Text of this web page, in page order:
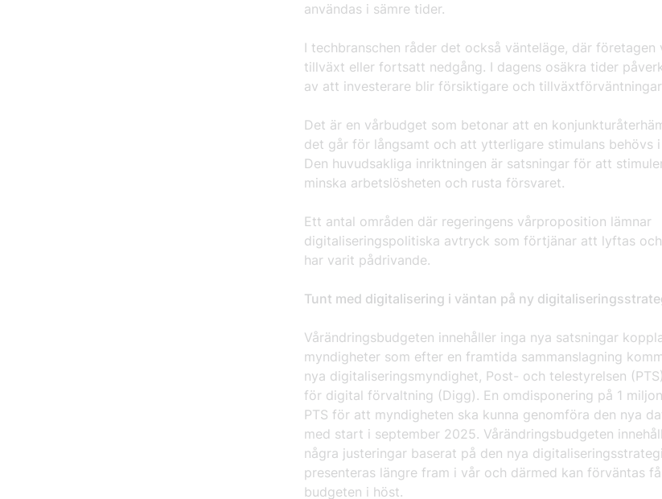
användas i sämre tider.
I techbranschen råder det också vänteläge, där företagen
tillväxt eller fortsatt nedgång. I dagens osäkra tider
av att investerare blir försiktigare och
Det är en vårbudget som betonar att en
det går för långsamt och att ytterligare stimulans behövs
Den huvudsakliga inriktningen är satsningar för att
minska arbetslösheten och rusta försvaret.
Ett antal områden där regeringens vårproposition lämnar
digitaliseringspolitiska avtryck som förtjänar att lyftas
har varit pådrivande.
Tunt med digitalisering i väntan på ny
Vårändringsbudgeten innehåller inga nya satsningar
myndigheter som efter en framtida sammanslagning
nya digitaliseringsmyndighet, Post- och telestyrelsen
för digital förvaltning (Digg). En omdisponering på 1
PTS för att myndigheten ska kunna genomföra den nya
med start i september 2025. Vårändringsbudgeten
några justeringar baserat på den nya
presenteras längre fram i vår och därmed kan förväntas
budgeten i höst.